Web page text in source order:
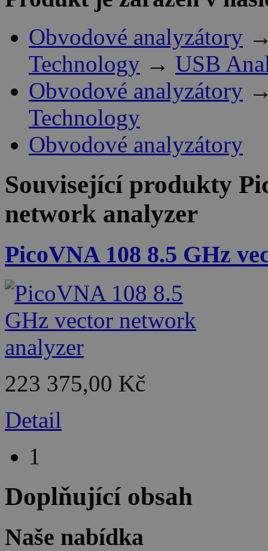
Obvodové analyzátory
Technology → USB
Obvodové analyzátory
Technology
Obvodové analyzátory
Související produkty
network analyzer
PicoVNA 108 8.5 GHz
223 375,00 Kč
Detail
1
Doplňující obsah
Naše nabídka